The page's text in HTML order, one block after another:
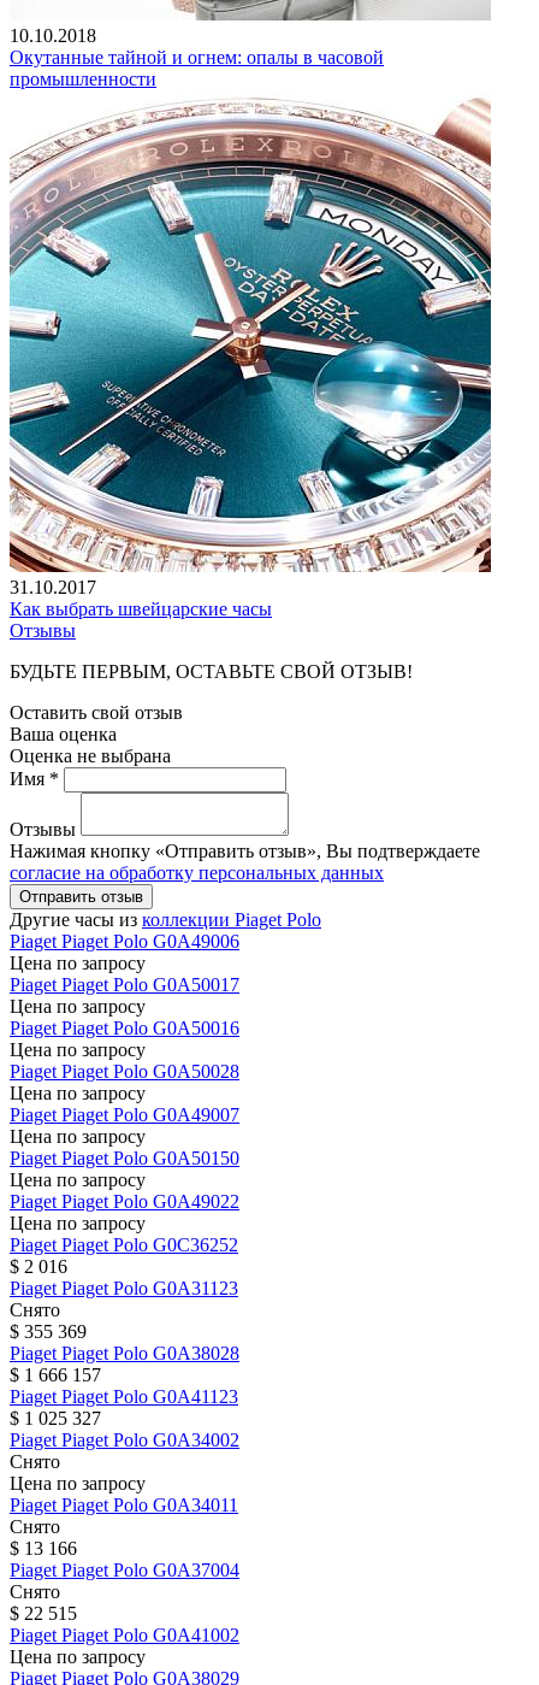
10.10.2018
Окутанные тайной и огнем: опалы в часовой
промышленности
31.10.2017
Как выбрать швейцарские часы
Отзывы
БУДЬТЕ ПЕРВЫМ, ОСТАВЬТЕ СВОЙ ОТЗЫВ!
Оставить свой отзыв
Ваша оценка
Оценка не выбрана
Имя *
Отзывы
Нажимая кнопку «Отправить отзыв», Вы подтверждаете
согласие на обработку персональных данных
Отправить отзыв
Другие часы из коллекции Piaget Polo
Piaget Piaget Polo G0A49006
Цена по запросу
Piaget Piaget Polo G0A50017
Цена по запросу
Piaget Piaget Polo G0A50016
Цена по запросу
Piaget Piaget Polo G0A50028
Цена по запросу
Piaget Piaget Polo G0A49007
Цена по запросу
Piaget Piaget Polo G0A50150
Цена по запросу
Piaget Piaget Polo G0A49022
Цена по запросу
Piaget Piaget Polo G0C36252
$ 2 016
Piaget Piaget Polo G0A31123
Снято
$ 355 369
Piaget Piaget Polo G0A38028
$ 1 666 157
Piaget Piaget Polo G0A41123
$ 1 025 327
Piaget Piaget Polo G0A34002
Снято
Цена по запросу
Piaget Piaget Polo G0A34011
Снято
$ 13 166
Piaget Piaget Polo G0A37004
Снято
$ 22 515
Piaget Piaget Polo G0A41002
Цена по запросу
Piaget Piaget Polo G0A38029